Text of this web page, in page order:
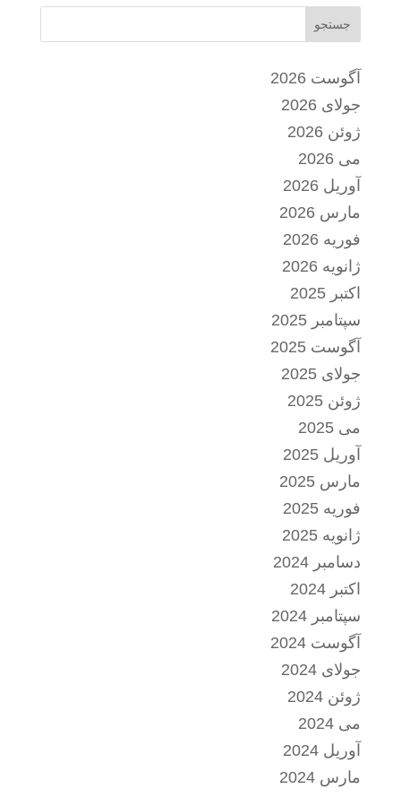
جستجو
آگوست 2026
جولای 2026
ژوئن 2026
می 2026
آوریل 2026
مارس 2026
فوریه 2026
ژانویه 2026
اکتبر 2025
سپتامبر 2025
آگوست 2025
جولای 2025
ژوئن 2025
می 2025
آوریل 2025
مارس 2025
فوریه 2025
ژانویه 2025
دسامبر 2024
اکتبر 2024
سپتامبر 2024
آگوست 2024
جولای 2024
ژوئن 2024
می 2024
آوریل 2024
مارس 2024